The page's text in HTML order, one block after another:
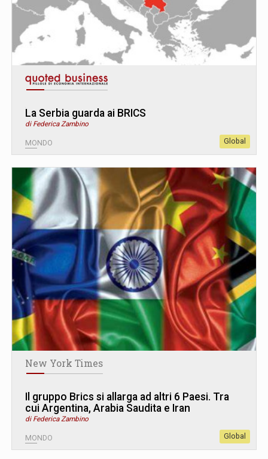
La Serbia guarda ai BRICS
di Federica Zambino
MONDO Global
New York Times
Il gruppo Brics si allarga ad altri 6 Paesi. Tra
cui Argentina, Arabia Saudita e Iran
di Federica Zambino
MONDO Global